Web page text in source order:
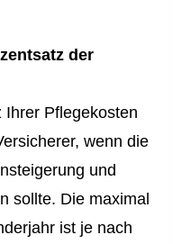
der
Ihrer Pflegekosten
wenn die
und
sollte. Die maximal
ist je nach